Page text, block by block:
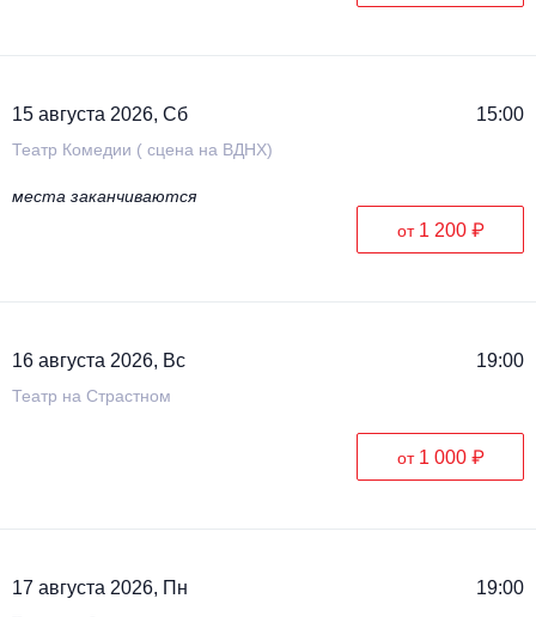
15 августа 2026, Сб 15:00
Театр Комедии ( сцена на ВДНХ)
места заканчиваются
от 1 200 ₽
16 августа 2026, Вс 19:00
Театр на Страстном
от 1 000 ₽
17 августа 2026, Пн 19:00